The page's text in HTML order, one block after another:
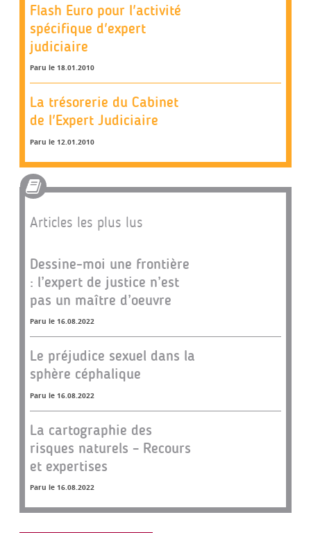
Flash Euro pour l'activité
spécifique d'expert
judiciaire
Paru le 18.01.2010
La trésorerie du Cabinet
de l'Expert Judiciaire
Paru le 12.01.2010
Articles les plus lus
Dessine-moi une frontière
: l’expert de justice n’est
pas un maître d’oeuvre
Paru le 16.08.2022
Le préjudice sexuel dans la
sphère céphalique
Paru le 16.08.2022
La cartographie des
risques naturels – Recours
et expertises
Paru le 16.08.2022